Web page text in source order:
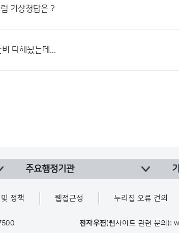
기상청답은 ?
다해놨는데...
주요행정기관
정책 웹접근성 누리집 오류 건의
전자우편(웹사이트 관련 문의